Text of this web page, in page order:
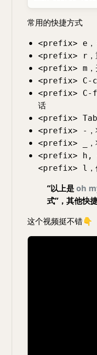
常用的快捷方式
<prefix> e
<prefix> r
<prefix> m
<prefix> C-c
<prefix> C-f
话
<prefix> Tab
<prefix> -
<prefix> _
<prefix>
<prefix> l
“以上是oh
式”，其他快
这个视频挺不错👇